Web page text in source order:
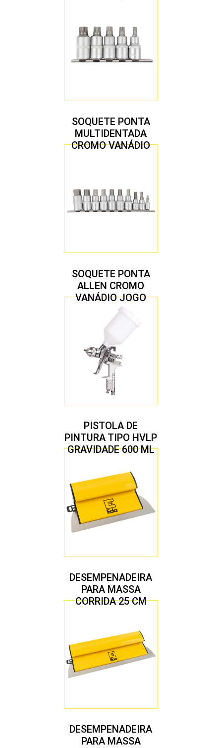
SOQUETE PONTA
MULTIDENTADA
CROMO VANÁDIO
SOQUETE PONTA
ALLEN CROMO
VANÁDIO JOGO
COM 10 PEÇAS
PISTOLA DE
PINTURA TIPO HVLP
GRAVIDADE 600 ML
1,7 MM
DESEMPENADEIRA
PARA MASSA
CORRIDA 25 CM
DESEMPENADEIRA
PARA MASSA